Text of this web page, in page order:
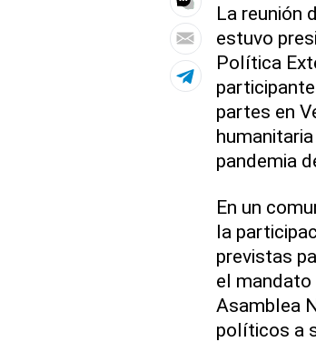
La reunión
estuvo
Política
partes en
pandemia
En un
la
previstas
el
Asamblea
políticos a